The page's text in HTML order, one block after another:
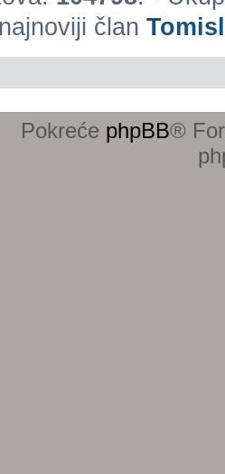
član
Pokreće phpBB®